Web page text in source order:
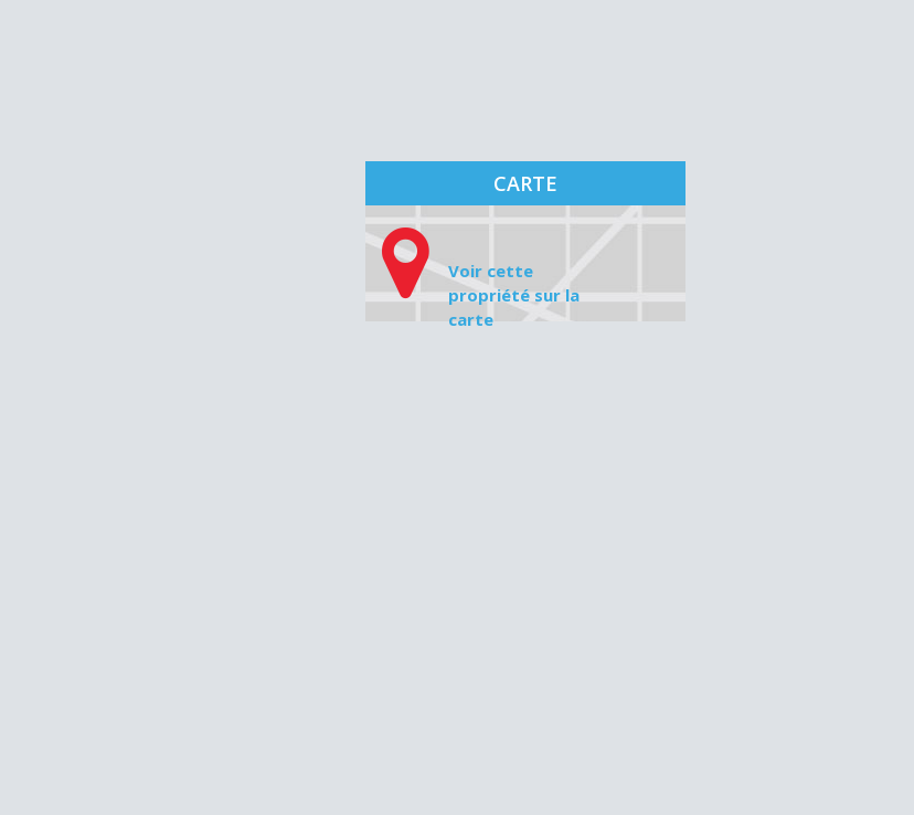
CARTE
Voir cette
propriété sur la
carte